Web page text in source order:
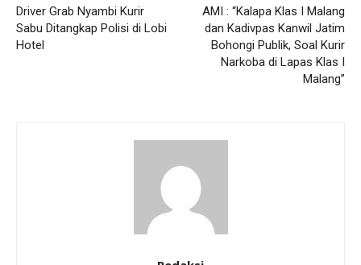
Driver Grab Nyambi Kurir
Sabu Ditangkap Polisi di Lobi
Hotel
AMI : “Kalapa Klas I Malang
dan Kadivpas Kanwil Jatim
Bohongi Publik, Soal Kurir
Narkoba di Lapas Klas I
Malang”